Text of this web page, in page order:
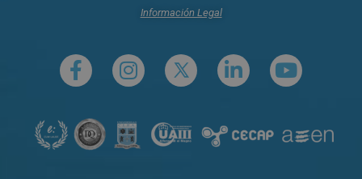
Información Legal